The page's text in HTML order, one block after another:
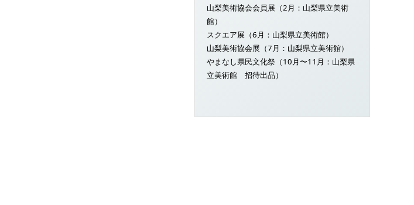
山梨美術協会会員展（2月：山梨県立美術
館）
スクエア展（6月：山梨県立美術館）
山梨美術協会展（7月：山梨県立美術館）
やまなし県民文化祭（10月〜11月：山梨県
立美術館 招待出品）